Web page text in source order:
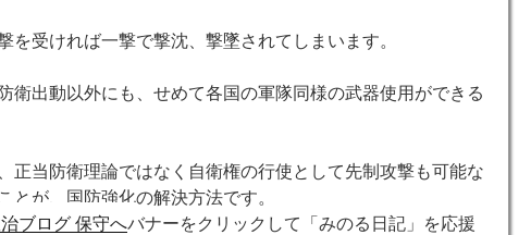
を受ければ一撃で撃沈、撃墜されてしまいます。
衛出動以外にも、せめて各国の軍隊同様の武器使用ができる
正当防衛理論ではなく自衛権の行使として先制攻撃も可能な
とが、国防強化の解決方法です。
バナーをクリックして「みのる日記」を応援